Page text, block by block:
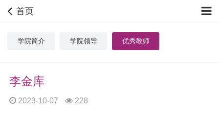
首页
学院简介 学院领导 优秀教师
李金库
2023-10-07 228